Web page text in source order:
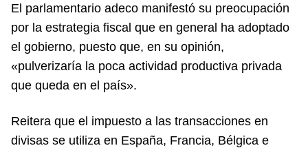
El parlamentario adeco manifestó su preocupación
por la estrategia fiscal que en general ha adoptado
el gobierno, puesto que, en su opinión,
«pulverizaría la poca actividad productiva privada
que queda en el país».
Reitera que el impuesto a las transacciones en
divisas se utiliza en España, Francia, Bélgica e